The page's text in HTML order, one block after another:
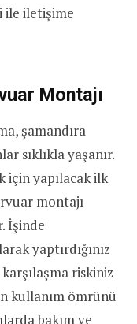
ile iletişime
Montajı
şamandıra
sıklıkla yaşanır.
için yapılacak ilk
montajı
İşinde
yaptırdığınız
riskiniz
kullanım ömrünü
bakım ve